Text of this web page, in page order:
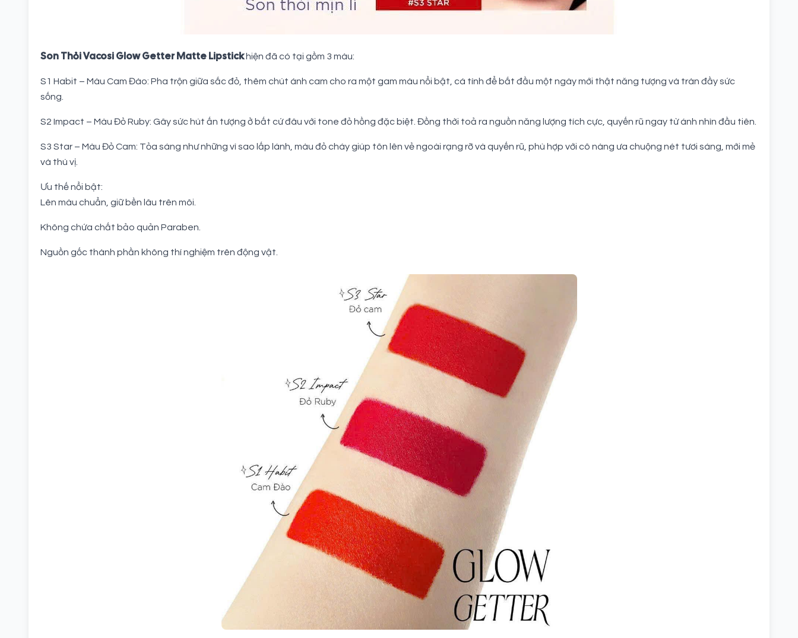
Son Thỏi Vacosi Glow Getter Matte Lipstickhiện đã có tại gồm 3 màu:
S1 Habit – Màu Cam Đào: Pha trộn giữa sắc đỏ, thêm chút ánh cam cho ra một gam màu nổi bật, cá tính để bắt đầu một ngày mới thật năng tượng và tràn đầy sức
sống.
S2 Impact – Màu Đỏ Ruby: Gây sức hút ấn tượng ở bất cứ đâu với tone đỏ hồng đặc biệt. Đồng thời toả ra nguồn năng lượng tích cực, quyến rũ ngay từ ánh nhìn đầu tiên.
S3 Star – Màu Đỏ Cam: Tỏa sáng như những vì sao lấp lánh, màu đỏ cháy giúp tôn lên vẻ ngoài rạng rỡ và quyến rũ, phù hợp với cô nàng ưa chuộng nét tươi sáng, mới mẻ
và thú vị.
Ưu thế nổi bật:
Lên màu chuẩn, giữ bền lâu trên môi.
Không chứa chất bảo quản Paraben.
Nguồn gốc thành phần không thí nghiệm trên động vật.